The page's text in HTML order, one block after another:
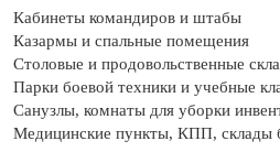
15 февраля, День памяти о
россиянах...
Масленица
23 февраля, День защитника
Отечества
Кабинеты командиров и штабы
Казармы и спальные помещения
Столовые и продовольственные
Парки боевой техники и учебные
Санузлы, комнаты для уборки
Медицинские пункты, КПП, склады